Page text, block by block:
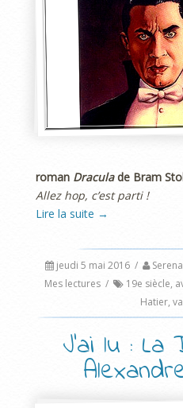
roman Draculade Bram
Allez hop, c’est parti !
Lire la suite →
jeudi 5 mai 2016 / Serena
Mes lectures / 19e siècle,
Hatier,
J’ai lu : La